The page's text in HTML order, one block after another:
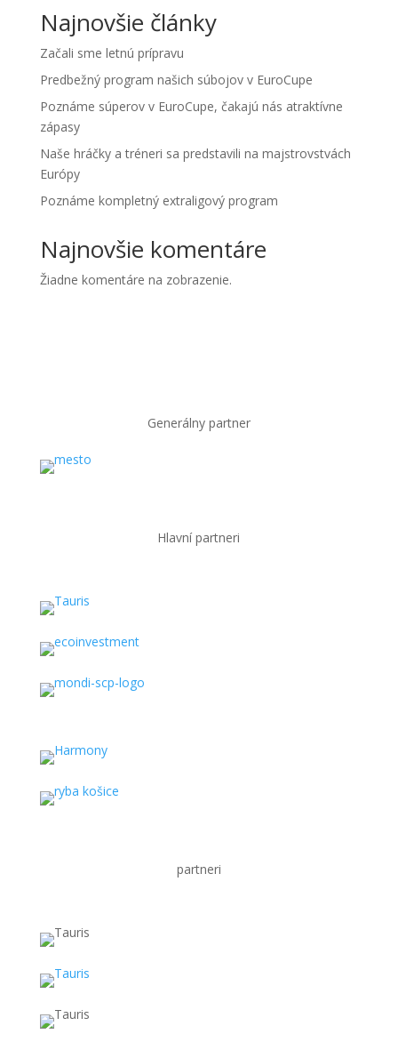
Najnovšie články
Začali sme letnú prípravu
Predbežný program našich súbojov v EuroCupe
Poznáme súperov v EuroCupe, čakajú nás atraktívne
zápasy
Naše hráčky a tréneri sa predstavili na majstrovstvách
Európy
Poznáme kompletný extraligový program
Najnovšie komentáre
Žiadne komentáre na zobrazenie.
Generálny partner
Hlavní partneri
partneri